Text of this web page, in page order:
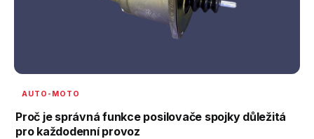
AUTO-MOTO
Proč je správná funkce posilovače spojky důležitá
pro každodenní provoz